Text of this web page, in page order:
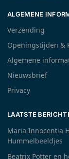
ALGEMENE
Verzending
Openingstijden &
Algemene
Nieuwsbrief
Privacy
LAATSTE
Maria Innocentia
Hummelbeeldjes
Beatrix Potter en